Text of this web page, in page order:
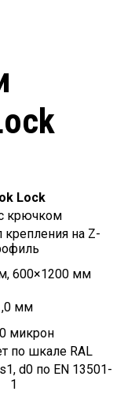
Lock
крючком
на Z-
600×1200 мм
мм
микрон
по шкале RAL
d0 по EN 13501-
1